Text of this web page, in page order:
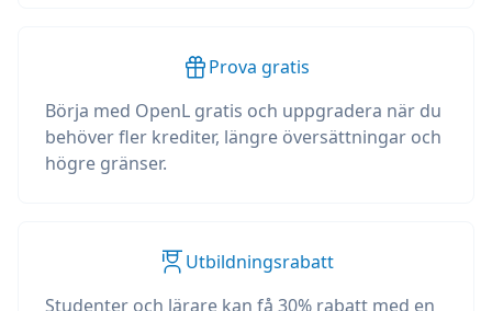
Prova gratis
Börja med OpenL gratis och uppgradera när du
behöver fler krediter, längre översättningar och
högre gränser.
Utbildningsrabatt
Studenter och lärare kan få 30% rabatt med en